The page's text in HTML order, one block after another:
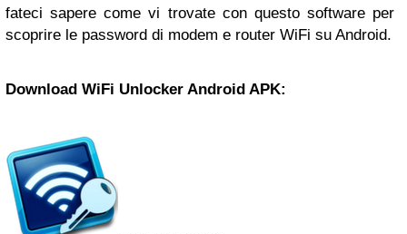
fateci sapere come vi trovate con questo software per
scoprire le password di modem e router WiFi su Android.
Download WiFi Unlocker Android APK: